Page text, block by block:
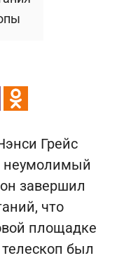
Грейс
неумолимый
завершил
что
площадке
был